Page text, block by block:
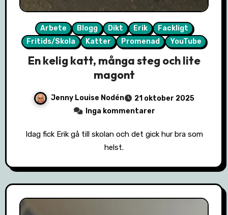
Arbete Blogg Dikt Erik
Fackligt
Fritids/Skola
Katter Promenad YouTube
En kelig katt, många steg och lite
magont
Jenny Louise Nodén
21 oktober 2025
Inga kommentarer
Idag fick Erik gå till skolan och det gick hur bra som
helst.